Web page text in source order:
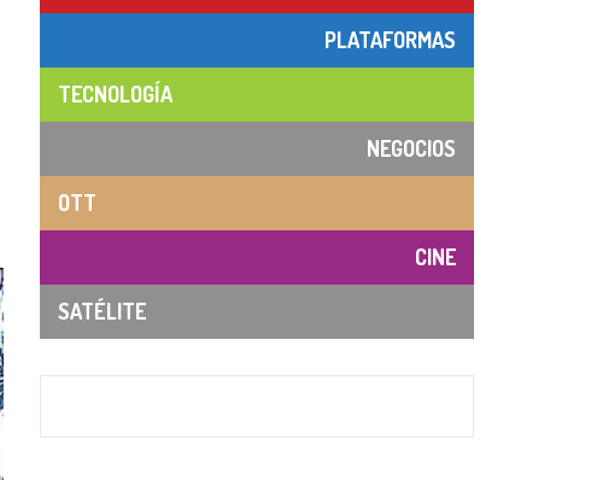
PLATAFORMAS
TECNOLOGÍA
NEGOCIOS
OTT
CINE
SATÉLITE